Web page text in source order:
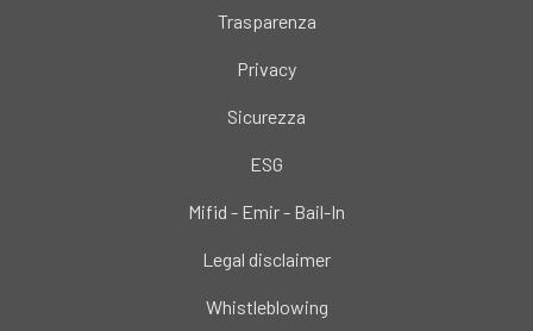
Trasparenza
Privacy
Sicurezza
ESG
Mifid - Emir - Bail-In
Legal disclaimer
Whistleblowing